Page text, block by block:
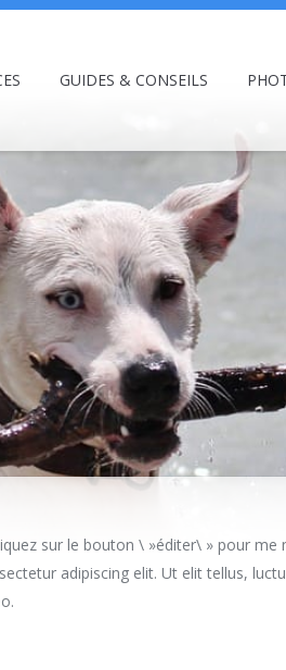
GUIDES & CONSEILS
sur le bouton \ »éditer\ » pour me
adipiscing elit. Ut elit tellus,